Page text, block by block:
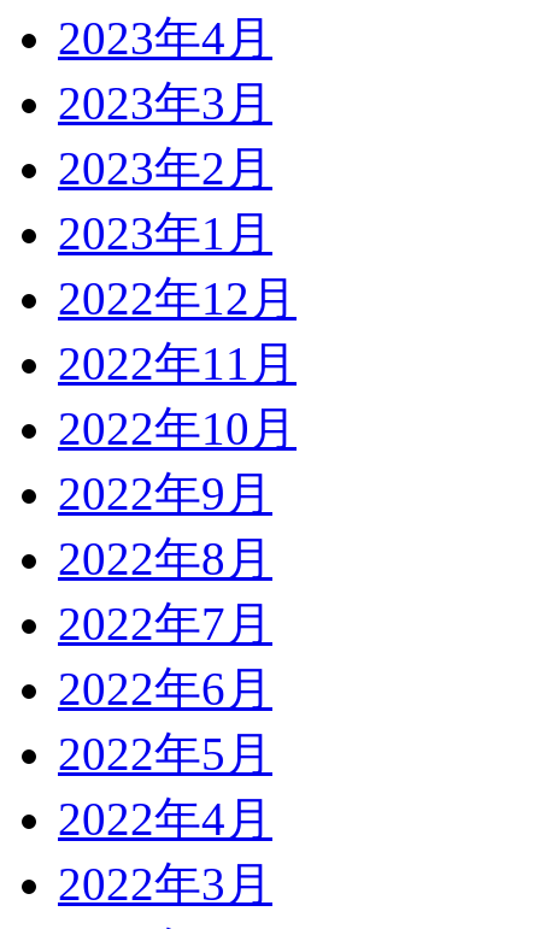
2023年4月
2023年3月
2023年2月
2023年1月
2022年12月
2022年11月
2022年10月
2022年9月
2022年8月
2022年7月
2022年6月
2022年5月
2022年4月
2022年3月